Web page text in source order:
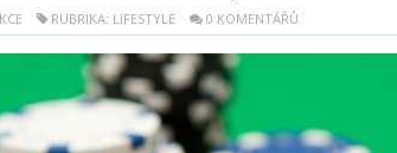
RUBRIKA: LIFESTYLE 0 KOMENTÁŘŮ